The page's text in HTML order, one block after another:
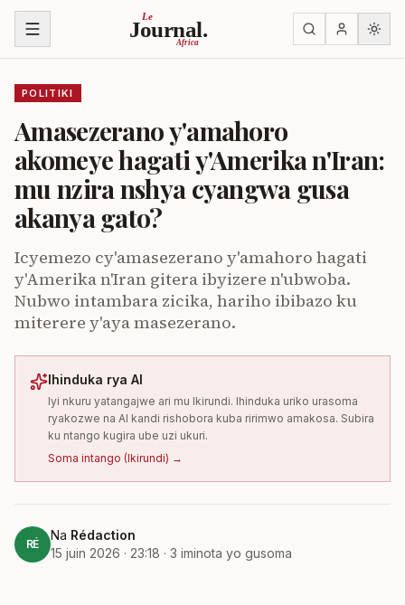
Ja ku biri muri urupapuro
Le
Journal.
Africa
POLITIKI
Amasezerano y'amahoro
akomeye hagati y'Amerika n'Iran:
mu nzira nshya cyangwa gusa
akanya gato?
Icyemezo cy'amasezerano y'amahoro hagati
y'Amerika n'Iran gitera ibyizere n'ubwoba.
Nubwo intambara zicika, hariho ibibazo ku
miterere y'aya masezerano.
Ihinduka rya AI
Iyi nkuru yatangajwe ari mu Ikirundi. Ihinduka uriko urasoma
ryakozwe na AI kandi rishobora kuba ririmwo amakosa. Subira
ku ntango kugira ube uzi ukuri.
Soma intango (Ikirundi) →
RÉ
Na Rédaction
15 juin 2026 · 23:18 · 3 iminota yo gusoma